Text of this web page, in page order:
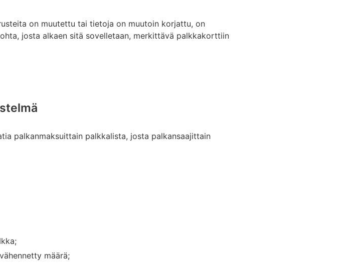
on muutettu tai tietoja on muutoin korjattu, on
josta alkaen sitä sovelletaan, merkittävä palkkakorttiin
palkanmaksuittain palkkalista, josta palkansaajittain
määrä;